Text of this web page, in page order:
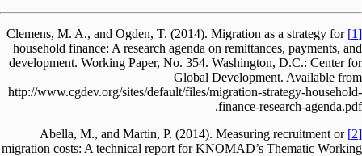
[1]
Clemens, M. A., and Ogden, T. (2014). Migration as a strategy for
household finance: A research agenda on remittances, payments, and
development. Working Paper, No. 354. Washington, D.C.: Center for
Global Development. Available from
http://www.cgdev.org/sites/default/files/migration-strat­egy-household-
finance-research-agenda.pdf.
[2]
Abella, M., and Martin, P. (2014). Measuring recruitment or
migration costs: A technical report for KNOMAD’s Thematic Working